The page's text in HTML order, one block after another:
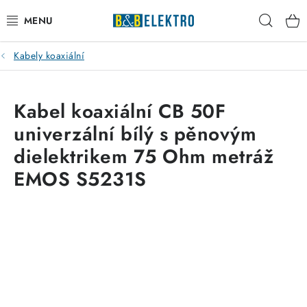
na
obsah
Reklamace / Vrácení zboží
Kontakty
VYTÁPĚNÍ
Kabely koaxiální
Kabel koaxiální CB 50F
univerzální bílý s pěnovým
dielektrikem 75 Ohm metráž
EMOS S5231S